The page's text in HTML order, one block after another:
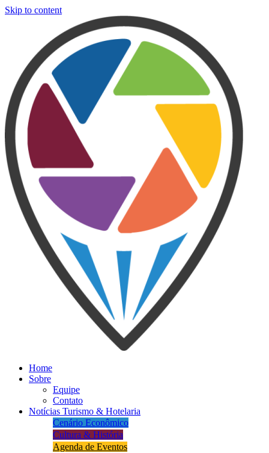
Skip to content
Home
Sobre
Equipe
Contato
Notícias Turismo & Hotelaria
Cenário Econômico
Cultura & História
Agenda de Eventos